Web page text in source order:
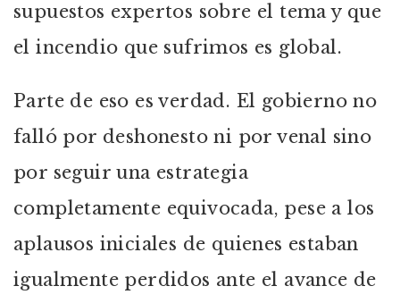
supuestos expertos sobre el tema y que
el incendio que sufrimos es global.
Parte de eso es verdad. El gobierno no
falló por deshonesto ni por venal sino
por seguir una estrategia
completamente equivocada, pese a los
aplausos iniciales de quienes estaban
igualmente perdidos ante el avance de